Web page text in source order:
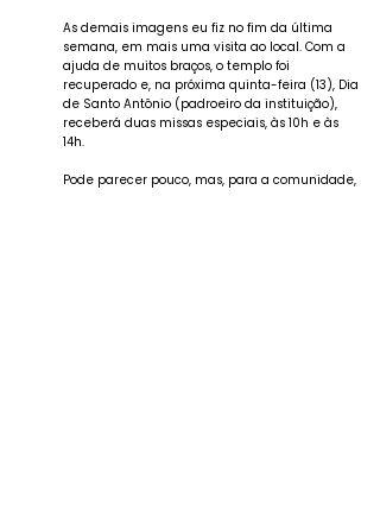
As demais imagens eu fiz no fim da última
semana, em mais uma visita ao local. Com a
ajuda de muitos braços, o templo foi
recuperado e, na próxima quinta-feira (13), Dia
de Santo Antônio (padroeiro da instituição),
receberá duas missas especiais, às 10h e às
14h.
Pode parecer pouco, mas, para a comunidade,